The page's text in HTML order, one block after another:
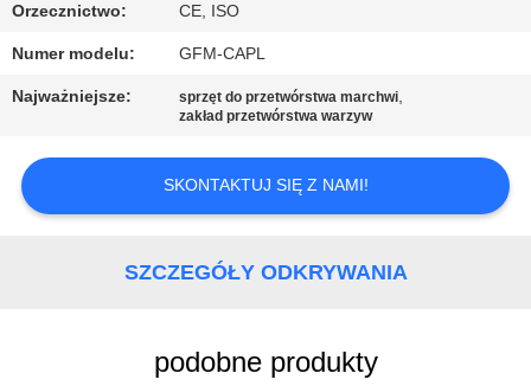
KONTROLA
JAKOŚCI
SIĘ
Orzecznictwo: CE, ISO
Numer modelu: GFM-CAPL
Najważniejsze: sprzęt do przetwórstwa marchwi,
zakład przetwórstwa warzyw
SKONTAKTUJ SIĘ Z NAMI!
SZCZEGÓŁY ODKRYWANIA
podobne produkty